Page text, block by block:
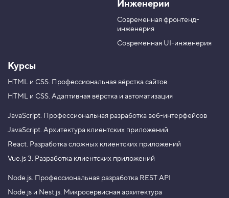
e
r
a
m
Инженерии
Современная фронтенд-
инженерия
Современная UI-инженерия
Курсы
HTML и CSS. Профессиональная вёрстка сайтов
HTML и CSS. Адаптивная вёрстка и автоматизация
JavaScript. Профессиональная разработка веб-интерфейсов
JavaScript. Архитектура клиентских приложений
React. Разработка сложных клиентских приложений
Vue.js 3. Разработка клиентских приложений
Node.js. Профессиональная разработка REST API
Node.js и Nest.js. Микросервисная архитектура